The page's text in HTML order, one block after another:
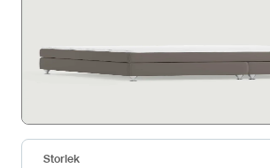
Storlek